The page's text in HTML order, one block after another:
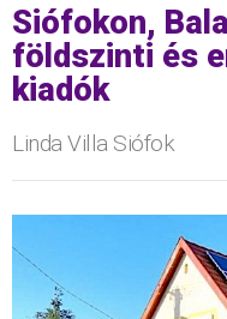
Siófokon,
földszinti és
kiadók
Linda Villa Siófok